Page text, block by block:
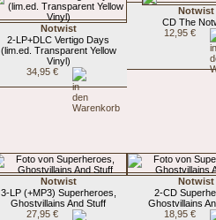
Notwist
2-LP+DLC Vertigo Days
(lim.ed. Transparent Yellow
Vinyl)
34,95 €
Notwist
CD The
12,95 €
Notwist
3-LP (+MP3) Superheroes,
Ghostvillains And Stuff
27,95 €
Notwist
2-CD
Ghostvillains
18,95 €